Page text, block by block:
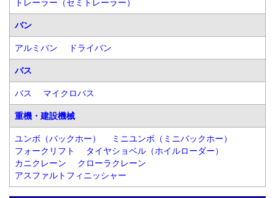
トレーラー（セミトレーラー）
バン
アルミバン ドライバン
バス
バス マイクロバス
重機・建設機械
ユンボ（バックホー）
ミニユンボ（ミニバックホー）
フォークリフト
タイヤショベル（ホイルローダー）
カニクレーン
クローラクレーン
アスファルトフィニッシャー